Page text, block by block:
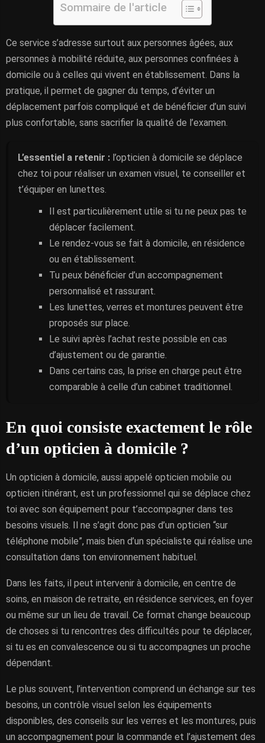
Sommaire de l'article
Ce service s’adresse surtout aux personnes âgées, aux
personnes à mobilité réduite, aux personnes confinées à
domicile ou à celles qui vivent en établissement. Dans la
pratique, il permet de gagner du temps, d’éviter un
déplacement parfois compliqué et de bénéficier d’un suivi
plus confortable, sans sacrifier la qualité de l’examen.
L’essentiel a retenir : l’opticien à domicile se déplace
chez toi pour réaliser un examen visuel, te conseiller et
t’équiper en lunettes.
Il est particulièrement utile si tu ne peux pas te
déplacer facilement.
Le rendez-vous se fait à domicile, en résidence
ou en établissement.
Tu peux bénéficier d’un accompagnement
personnalisé et rassurant.
Les lunettes, verres et montures peuvent être
proposés sur place.
Le suivi après l’achat reste possible en cas
d’ajustement ou de garantie.
Dans certains cas, la prise en charge peut être
comparable à celle d’un cabinet traditionnel.
En quoi consiste exactement le rôle
d’un opticien à domicile ?
Un opticien à domicile, aussi appelé opticien mobile ou
opticien itinérant, est un professionnel qui se déplace chez
toi avec son équipement pour t’accompagner dans tes
besoins visuels. Il ne s’agit donc pas d’un opticien “sur
téléphone mobile”, mais bien d’un spécialiste qui réalise une
consultation dans ton environnement habituel.
Dans les faits, il peut intervenir à domicile, en centre de
soins, en maison de retraite, en résidence services, en foyer
ou même sur un lieu de travail. Ce format change beaucoup
de choses si tu rencontres des difficultés pour te déplacer,
si tu es en convalescence ou si tu accompagnes un proche
dépendant.
Le plus souvent, l’intervention comprend un échange sur tes
besoins, un contrôle visuel selon les équipements
disponibles, des conseils sur les verres et les montures, puis
un accompagnement pour la commande et l’ajustement des